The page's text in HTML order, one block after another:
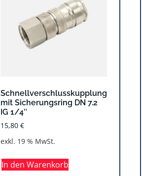
Schnellverschlusskupplung
mit Sicherungsring DN 7.2
IG 1/4″
15,80 €
exkl. 19 % MwSt.
In den Warenkorb